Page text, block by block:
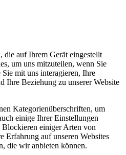
die auf Ihrem Gerät eingestellt
um uns mitzuteilen, wenn Sie
Sie mit uns interagieren, Ihre
Ihre Beziehung zu unserer Website
Kategorienüberschriften, um
einige Ihrer Einstellungen
Blockieren einiger Arten von
Erfahrung auf unseren Websites
die wir anbieten können.